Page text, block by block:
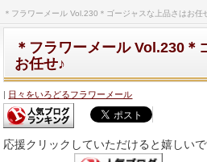
＊フラワーメール Vol.230＊ゴージャスな上品さはお任
＊フラワーメール Vol.230＊
お任せ♪
日々をいろどるフラワーメール
応援クリックしていただけると嬉しいで